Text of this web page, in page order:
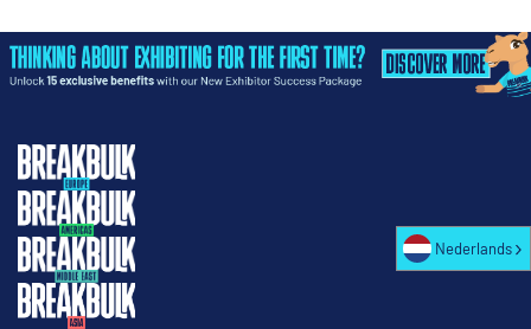
Nederlands